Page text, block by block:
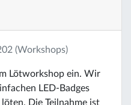
(Workshops)
Lötworkshop ein. Wir
LED-Badges
Die Teilnahme ist